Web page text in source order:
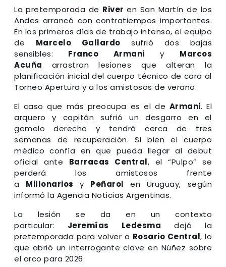
La pretemporada de Riveren San Martín de los
Andes arrancó con contratiempos importantes.
En los primeros días de trabajo intenso, el equipo
de Marcelo Gallardo sufrió dos bajas
sensibles: Franco Armani y Marcos
Acuña arrastran lesiones que alteran la
planificación inicial del cuerpo técnico de cara al
Torneo Apertura y a los amistosos de verano.
El caso que más preocupa es el de Armani. El
arquero y capitán sufrió un desgarro en el
gemelo derecho y tendrá cerca de tres
semanas de recuperación. Si bien el cuerpo
médico confía en que pueda llegar al debut
oficial ante Barracas Central, el “Pulpo” se
perderá los amistosos frente
a Millonarios y Peñarol en Uruguay, según
informó la Agencia Noticias Argentinas.
La lesión se da en un contexto
particular: Jeremías Ledesma dejó la
pretemporada para volver a Rosario Central, lo
que abrió un interrogante clave en Núñez sobre
el arco para 2026.